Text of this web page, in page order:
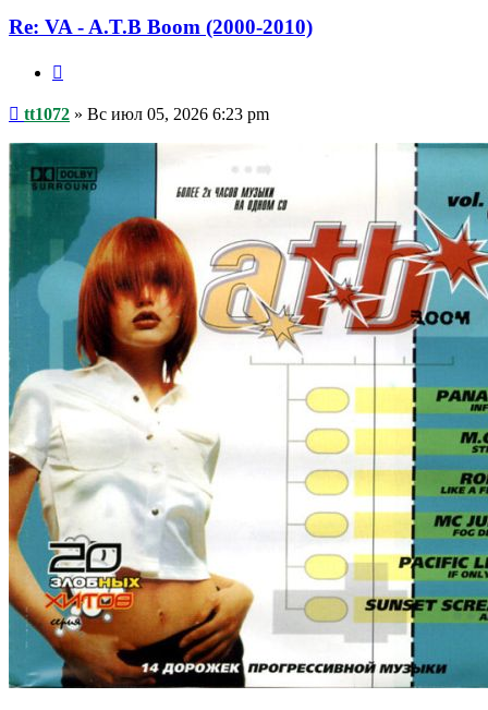
Re: VA - A.T.B Boom (2000-2010)
Сообщение
tt1072 » Вс июл 05, 2026 6:23 pm